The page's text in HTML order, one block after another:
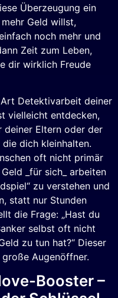
Überzeugung ein
Geld willst,
noch mehr und
Zeit zum Leben,
dir wirklich Freude
Detektivarbeit deiner
vielleicht entdecken,
deiner Eltern oder der
dich kleinhalten.
oft nicht primär
_für sich_ arbeiten
zu verstehen und
statt nur Stunden
die Frage: „Hast du
selbst oft nicht
zu tun hat?“ Dieser
Augenöffner.
Booster –